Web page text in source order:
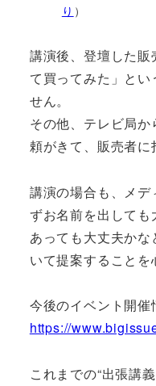
り ）
講演後、登壇した
て買ってみた」と
せん。
その他、テレビ局
頼がきて、販売者に
講演の場合も、メデ
ずお名前を出して
あっても大丈夫か
いて提案することを
今後のイベント開催
https://
これまでの“出張講